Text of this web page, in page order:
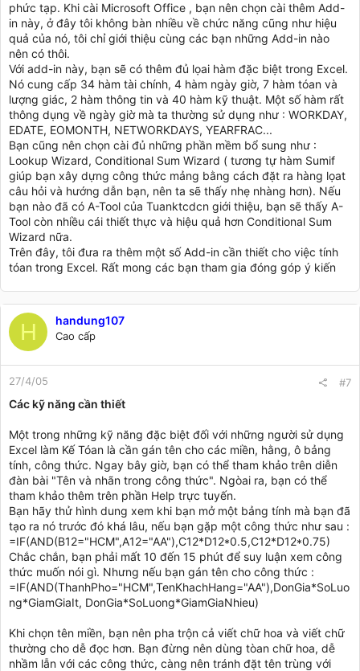
phức tạp. Khi cài Microsoft Office , bạn nên chọn cài thêm Add-
in này, ở đây tôi không bàn nhiều về chức năng cũng như hiệu
quả của nó, tôi chỉ giới thiệu cùng các bạn những Add-in nào
nên có thôi.
Với add-in này, bạn sẽ có thêm đủ lọai hàm đặc biệt trong Excel.
Nó cung cấp 34 hàm tài chính, 4 hàm ngày giờ, 7 hàm tóan và
lượng giác, 2 hàm thông tin và 40 hàm kỹ thuật. Một số hàm rất
thông dụng về ngày giờ mà ta thường sử dụng như : WORKDAY,
EDATE, EOMONTH, NETWORKDAYS, YEARFRAC...
Bạn cũng nên chọn cài đủ những phần mềm bổ sung như :
Lookup Wizard, Conditional Sum Wizard ( tương tự hàm Sumif
giúp bạn xây dựng công thức mảng bằng cách đặt ra hàng lọat
câu hỏi và hướng dẫn bạn, nên ta sẽ thấy nhẹ nhàng hơn). Nếu
bạn nào đã có A-Tool của Tuanktcdcn giới thiệu, bạn sẽ thấy A-
Tool còn nhiều cái thiết thực và hiệu quả hơn Conditional Sum
Wizard nữa.
Trên đây, tôi đưa ra thêm một số Add-in cần thiết cho việc tính
tóan trong Excel. Rất mong các bạn tham gia đóng góp ý kiến
H handung107
Cao cấp
27/4/05 #7
Các kỹ năng cần thiết
Một trong những kỹ năng đặc biệt đối với những người sử dụng
Excel làm Kế Tóan là cần gán tên cho các miền, hằng, ô bảng
tính, công thức. Ngay bây giờ, bạn có thể tham khảo trên diễn
đàn bài "Tên và nhãn trong công thức". Ngòai ra, bạn có thể
tham khảo thêm trên phần Help trực tuyến.
Bạn hãy thử hình dung xem khi bạn mở một bảng tính mà bạn đã
tạo ra nó trước đó khá lâu, nếu bạn gặp một công thức như sau :
=IF(AND(B12="HCM",A12="AA"),C12*D12*0.5,C12*D12*0.75)
Chắc chắn, bạn phải mất 10 đến 15 phút để suy luận xem công
thức muốn nói gì. Nhưng nếu bạn gán tên cho công thức :
=IF(AND(ThanhPho="HCM",TenKhachHang="AA"),DonGia*SoLuo
ng*GiamGiaIt, DonGia*SoLuong*GiamGiaNhieu)
Khi chọn tên miền, bạn nên pha trộn cả viết chữ hoa và viết chữ
thường cho dễ đọc hơn. Bạn đừng nên dùng tòan chữ hoa, dễ
nhầm lẫn với các công thức, càng nên tránh đặt tên trùng với